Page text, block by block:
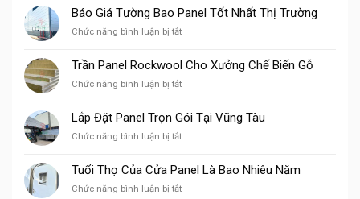
Ghép
Triệu
Panel
5cm
Làm
Phòng
Báo Giá Tường Bao Panel Tốt Nhất Thị Trường
Chức năng bình luận bị tắtở
Giá
Tường
Bao
Tốt
Thị
Trần Panel Rockwool Cho Xưởng Chế Biến Gỗ
Chức năng bình luận bị tắtở
Panel
Rockwool
Cho
Chế
Gỗ
Lắp Đặt Panel Trọn Gói Tại Vũng Tàu
Chức năng bình luận bị tắtở
Panel
Trọn
Tuổi Thọ Của Cửa Panel Là Bao Nhiêu Năm
Chức năng bình luận bị tắtở